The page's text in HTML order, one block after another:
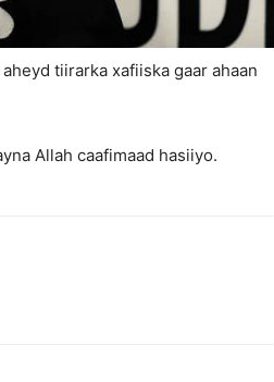
tiirarka xafiiska gaar ahaan
Allah caafimaad hasiiyo.